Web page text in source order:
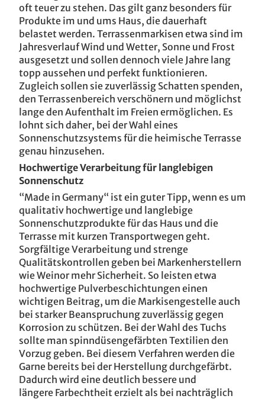
oft teuer zu stehen. Das gilt ganz besonders für
Produkte im und ums Haus, die dauerhaft
belastet werden. Terrassenmarkisen etwa sind im
Jahresverlauf Wind und Wetter, Sonne und Frost
ausgesetzt und sollen dennoch viele Jahre lang
topp aussehen und perfekt funktionieren.
Zugleich sollen sie zuverlässig Schatten spenden,
den Terrassenbereich verschönern und möglichst
lange den Aufenthalt im Freien ermöglichen. Es
lohnt sich daher, bei der Wahl eines
Sonnenschutzsystems für die heimische Terrasse
genau hinzusehen.
Hochwertige Verarbeitung für langlebigen
Sonnenschutz
“Made in Germany“ ist ein guter Tipp, wenn es um
qualitativ hochwertige und langlebige
Sonnenschutzprodukte für das Haus und die
Terrasse mit kurzen Transportwegen geht.
Sorgfältige Verarbeitung und strenge
Qualitätskontrollen geben bei Markenherstellern
wie Weinor mehr Sicherheit. So leisten etwa
hochwertige Pulverbeschichtungen einen
wichtigen Beitrag, um die Markisengestelle auch
bei starker Beanspruchung zuverlässig gegen
Korrosion zu schützen. Bei der Wahl des Tuchs
sollte man spinndüsengefärbten Textilien den
Vorzug geben. Bei diesem Verfahren werden die
Garne bereits bei der Herstellung durchgefärbt.
Dadurch wird eine deutlich bessere und
längere Farbechtheit erzielt als bei nachträglich